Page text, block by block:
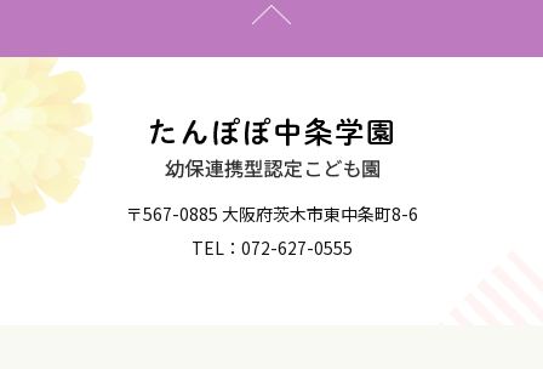
〒567-0885 大阪府茨木市東中条町8-6
TEL：072-627-0555